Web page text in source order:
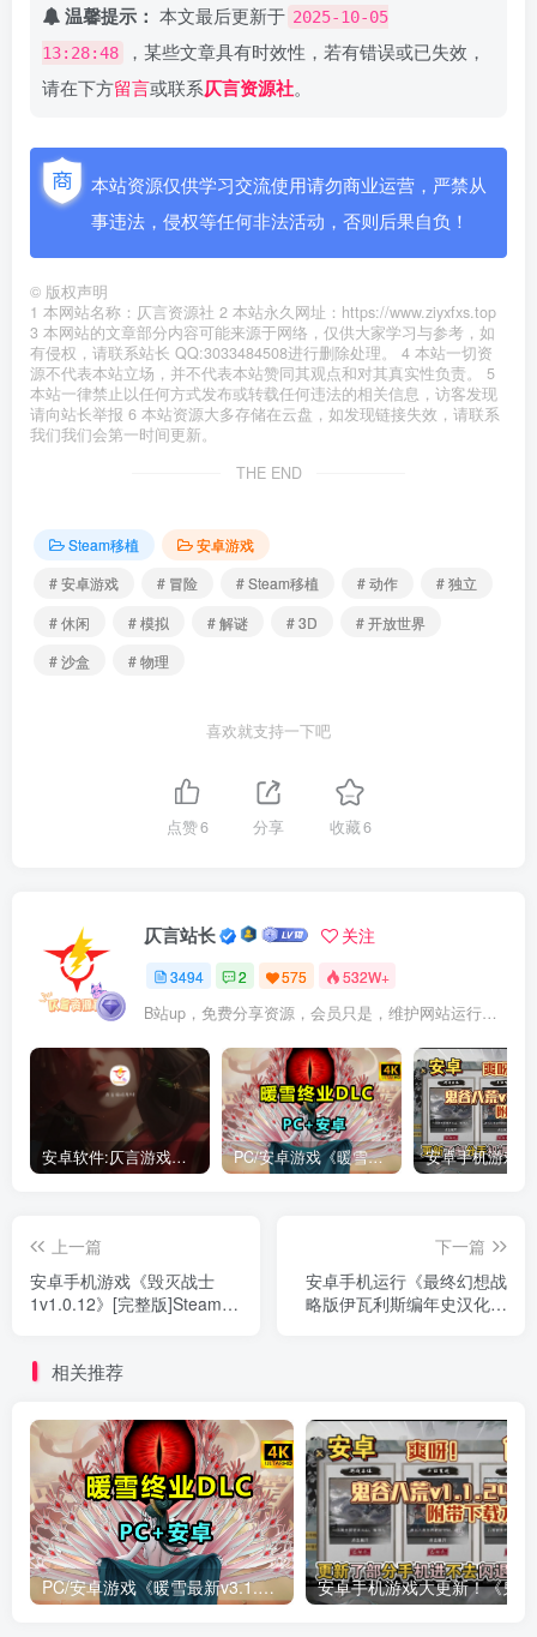
温馨提示： 本文最后更新于 2025-10-05
13:28:48
，某些文章具有时效性，若有错误或已失效，
请在下方留言或联系仄言资源社。
本站资源仅供学习交流使用请勿商业运营，严禁从
事违法，侵权等任何非法活动，否则后果自负！
© 版权声明
1 本网站名称：仄言资源社 2 本站永久网址：https://www.ziyxfxs.top
3 本网站的文章部分内容可能来源于网络，仅供大家学习与参考，如
有侵权，请联系站长 QQ:3033484508进行删除处理。 4 本站一切资
源不代表本站立场，并不代表本站赞同其观点和对其真实性负责。 5
本站一律禁止以任何方式发布或转载任何违法的相关信息，访客发现
请向站长举报 6 本站资源大多存储在云盘，如发现链接失效，请联系
我们我们会第一时间更新。
THE END
Steam移植
安卓游戏
# 安卓游戏
# 冒险 # Steam移植 # 动作
# 独立
# 休闲
# 模拟 # 解谜 # 3D
# 开放世界
# 沙盒
# 物理
喜欢就支持一下吧
点赞6 分享 收藏6
仄言站长 关注
3494 2 575 532W+
B站up，免费分享资源，会员只是，维护网站运行，会员权利为可以支持本地下载，更多内容，敬请期待！
安卓软件:仄言游戏库4.0APP全新上架了！没有下的赶紧下载呀！ PC/安卓游戏《暖雪最新v3.1.0.1》终业DLC整合版！
上一篇
安卓手机游戏《毁灭战士
1v1.0.12》[完整版]Steam移
下一篇
安卓手机运行《最终幻想战
略版伊瓦利斯编年史汉化中
相关推荐
PC/安卓游戏《暖雪最新v3.1.0.1》终业DLC整合版！